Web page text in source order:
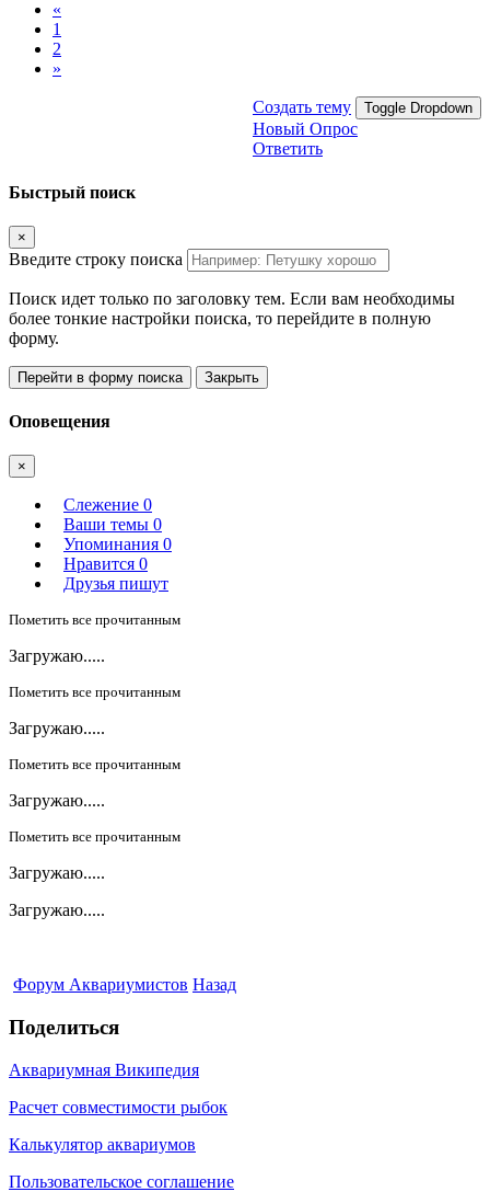
«
1
2
»
Создать тему Toggle Dropdown
Новый Опрос
Ответить
Быстрый поиск
×
Введите строку поиска
Поиск идет только по заголовку тем. Если вам необходимы
более тонкие настройки поиска, то перейдите в полную
форму.
Перейти в форму поиска Закрыть
Оповещения
×
Слежение 0
Ваши темы 0
Упоминания 0
Нравится 0
Друзья пишут
Пометить все прочитанным
Загружаю.....
Пометить все прочитанным
Загружаю.....
Пометить все прочитанным
Загружаю.....
Пометить все прочитанным
Загружаю.....
Загружаю.....
Форум Аквариумистов Назад
Поделиться
Аквариумная Википедия
Расчет совместимости рыбок
Калькулятор аквариумов
Пользовательское соглашение